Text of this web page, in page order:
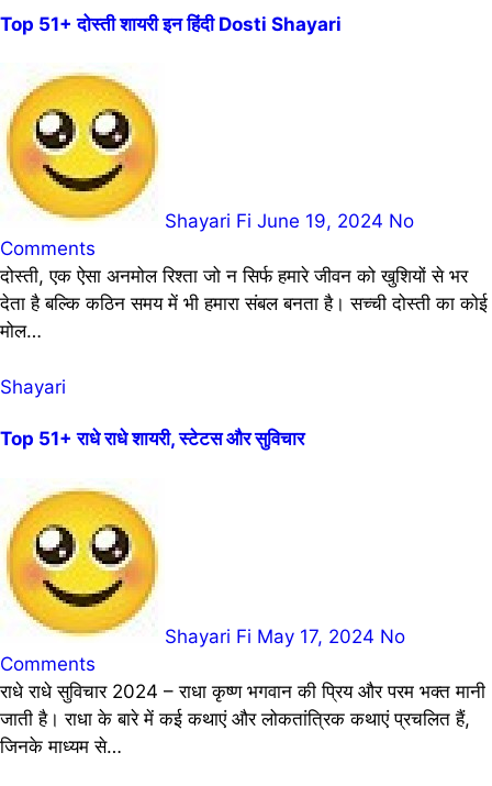
Top 51+ दोस्ती शायरी इन हिंदी Dosti Shayari
Shayari Fi June 19, 2024 No
Comments
दोस्ती, एक ऐसा अनमोल रिश्ता जो न सिर्फ हमारे जीवन को खुशियों से भर
देता है बल्कि कठिन समय में भी हमारा संबल बनता है। सच्ची दोस्ती का कोई
मोल…
Shayari
Top 51+ राधे राधे शायरी, स्टेटस और सुविचार
Shayari Fi May 17, 2024 No
Comments
राधे राधे सुविचार 2024 – राधा कृष्ण भगवान की प्रिय और परम भक्त मानी
जाती है। राधा के बारे में कई कथाएं और लोकतांत्रिक कथाएं प्रचलित हैं,
जिनके माध्यम से…